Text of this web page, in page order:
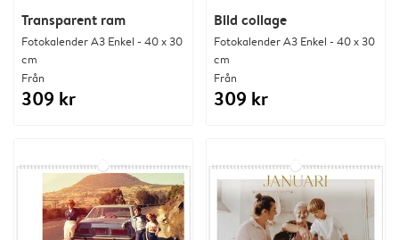
Transparent ram
Fotokalender A3 Enkel - 40 x 30
cm
Från
309 kr
Bild collage
Fotokalender A3 Enkel - 40 x 30
cm
Från
309 kr